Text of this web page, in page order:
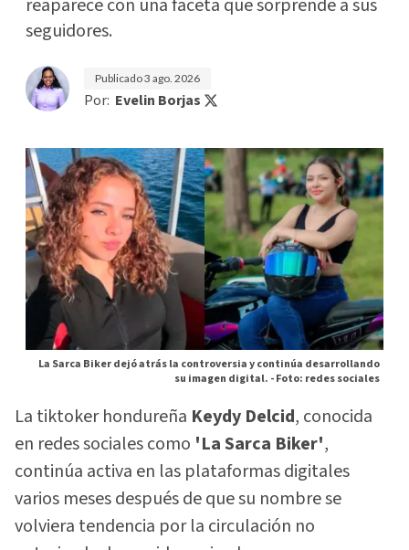
reaparece con una faceta que sorprende a sus
seguidores.
Publicado3 ago. 2026
Por: Evelin Borjas
La Sarca Biker dejó atrás la controversia y continúa desarrollando
su imagen digital. -Foto: redes sociales
La tiktoker hondureña Keydy Delcid, conocida
en redes sociales como 'La Sarca Biker',
continúa activa en las plataformas digitales
varios meses después de que su nombre se
volviera tendencia por la circulación no